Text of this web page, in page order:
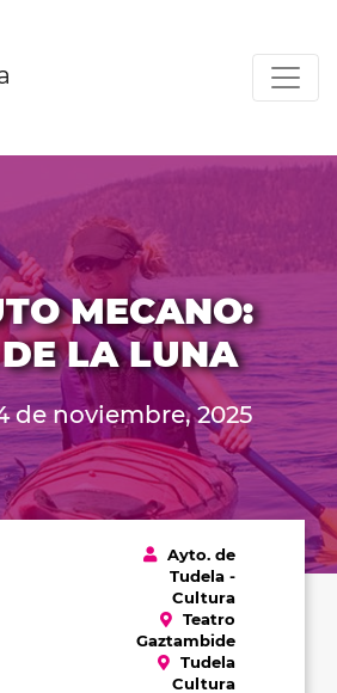
MECANO:
LA LUNA
de noviembre, 2025
Ayto. de
Tudela -
Cultura
Teatro
Gaztambide
Tudela
Cultura